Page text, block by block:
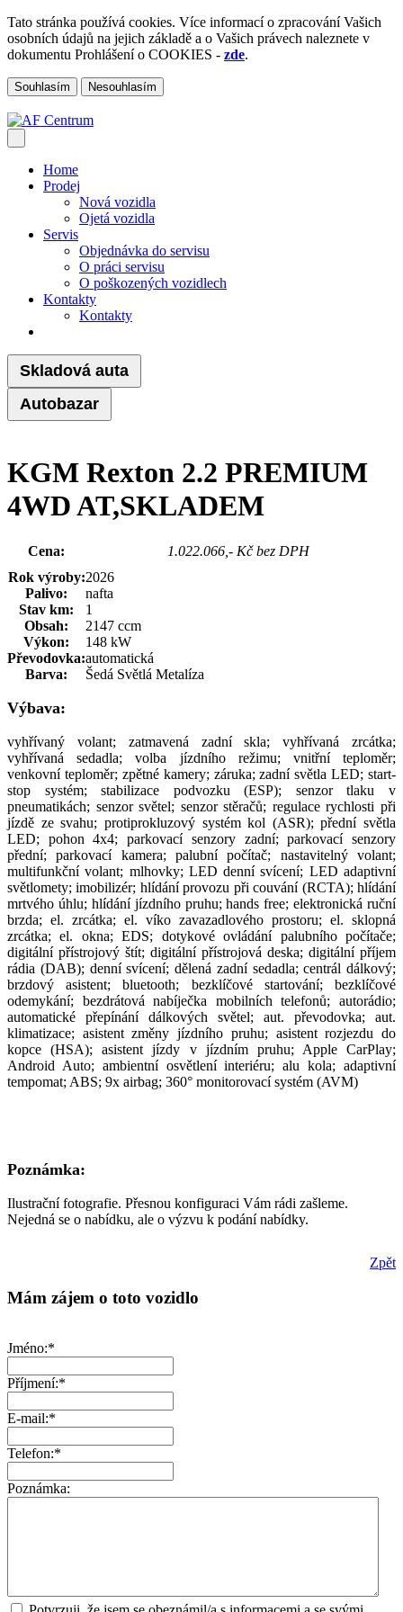
Tato stránka používá cookies. Více informací o zpracování Vašich
osobních údajů na jejich základě a o Vašich právech naleznete v
dokumentu Prohlášení o COOKIES - zde.
Souhlasím Nesouhlasím
Home
Prodej
Nová vozidla
Ojetá vozidla
Servis
Objednávka do servisu
O práci servisu
O poškozených vozidlech
Kontakty
Kontakty
Skladová auta
Autobazar
KGM Rexton 2.2 PREMIUM
4WD AT,SKLADEM
Cena:
1.022.066,- Kč bez DPH
Rok výroby:2026
Palivo:
nafta
Stav km:
1
Obsah:
2147 ccm
Výkon:
148 kW
Převodovka:automatická
Barva:
Šedá Světlá Metalíza
Výbava:
vyhřívaný volant; zatmavená zadní skla; vyhřívaná zrcátka;
vyhřívaná sedadla; volba jízdního režimu; vnitřní teploměr;
venkovní teploměr; zpětné kamery; záruka; zadní světla LED; start-
stop systém; stabilizace podvozku (ESP); senzor tlaku v
pneumatikách; senzor světel; senzor stěračů; regulace rychlosti při
jízdě ze svahu; protiprokluzový systém kol (ASR); přední světla
LED; pohon 4x4; parkovací senzory zadní; parkovací senzory
přední; parkovací kamera; palubní počítač; nastavitelný volant;
multifunkční volant; mlhovky; LED denní svícení; LED adaptivní
světlomety; imobilizér; hlídání provozu při couvání (RCTA); hlídání
mrtvého úhlu; hlídání jízdního pruhu; hands free; elektronická ruční
brzda; el. zrcátka; el. víko zavazadlového prostoru; el. sklopná
zrcátka; el. okna; EDS; dotykové ovládání palubního počítače;
digitální přístrojový štít; digitální přístrojová deska; digitální příjem
rádia (DAB); denní svícení; dělená zadní sedadla; centrál dálkový;
brzdový asistent; bluetooth; bezklíčové startování; bezklíčové
odemykání; bezdrátová nabíječka mobilních telefonů; autorádio;
automatické přepínání dálkových světel; aut. převodovka; aut.
klimatizace; asistent změny jízdního pruhu; asistent rozjezdu do
kopce (HSA); asistent jízdy v jízdním pruhu; Apple CarPlay;
Android Auto; ambientní osvětlení interiéru; alu kola; adaptivní
tempomat; ABS; 9x airbag; 360° monitorovací systém (AVM)
Poznámka:
Ilustrační fotografie. Přesnou konfiguraci Vám rádi zašleme.
Nejedná se o nabídku, ale o výzvu k podání nabídky.
Zpět
Mám zájem o toto vozidlo
Jméno:*
Příjmení:*
E-mail:*
Telefon:*
Poznámka: